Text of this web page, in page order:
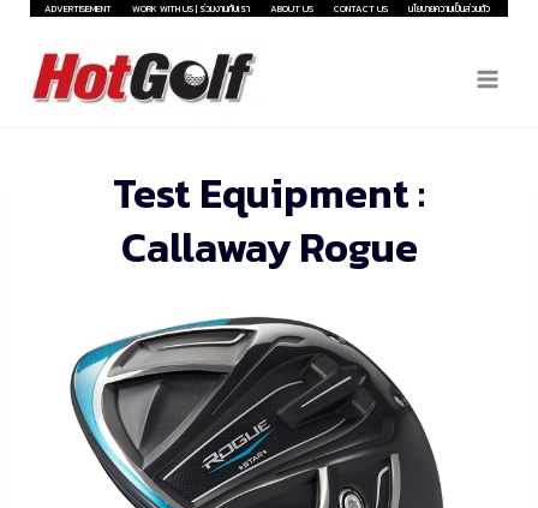
Skip
content
ADVERTISEMENT WORK WITH US | ร่วมงานกับเรา ABOUT US CONTACT US นโยบายความเป็นส่วนตัว
Test Equipment :
Callaway Rogue